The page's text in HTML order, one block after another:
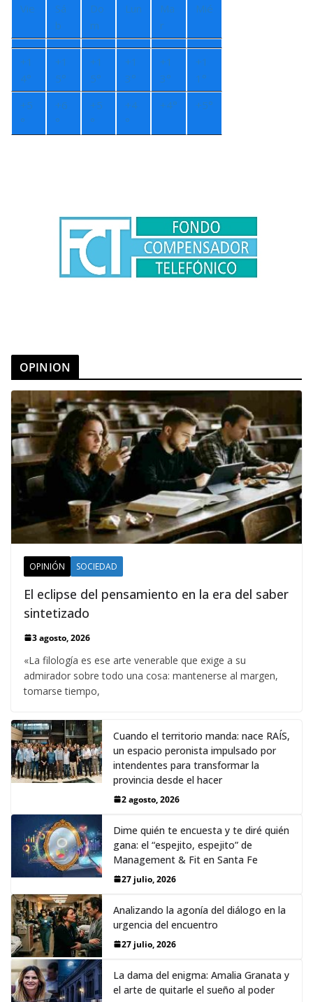
Vie
Sá
b
Do
m
Lun
Ma
r
Mié
+1
4°
+1
5°
+1
5°
+1
3°
+1
3°
+1
1°
+5
°
+6
°
+5
°
+4
°
+4° +5°
OPINION
OPINIÓN SOCIEDAD
El eclipse del pensamiento en la era del saber
sintetizado
3 agosto, 2026
«La filología es ese arte venerable que exige a su
admirador sobre todo una cosa: mantenerse al margen,
tomarse tiempo,
Cuando el territorio manda: nace RAÍS,
un espacio peronista impulsado por
intendentes para transformar la
provincia desde el hacer
2 agosto, 2026
Dime quién te encuesta y te diré quién
gana: el “espejito, espejito” de
Management & Fit en Santa Fe
27 julio, 2026
Analizando la agonía del diálogo en la
urgencia del encuentro
27 julio, 2026
La dama del enigma: Amalia Granata y
el arte de quitarle el sueño al poder